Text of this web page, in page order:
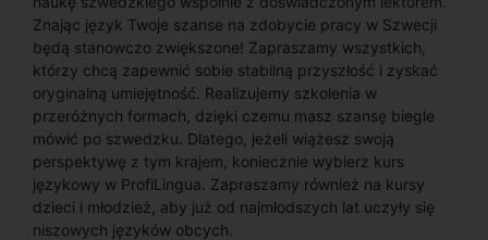
Znając język Twoje szanse na zdobycie pracy w Szwecji
będą stanowczo zwiększone! Zapraszamy wszystkich,
którzy chcą zapewnić sobie stabilną przyszłość i zyskać
oryginalną umiejętność. Realizujemy szkolenia w
przeróżnych formach, dzięki czemu masz szansę biegle
mówić po szwedzku. Dlatego, jeżeli wiążesz swoją
perspektywę z tym krajem, koniecznie wybierz kurs
językowy w ProfiLingua. Zapraszamy również na kursy
dzieci i młodzież, aby już od najmłodszych lat uczyły się
niszowych języków obcych.